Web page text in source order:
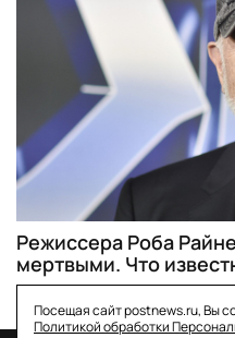
Режиссера Роба
мертвыми. Что
Посещая сайт postnews.ru, Вы
Политикой обработки